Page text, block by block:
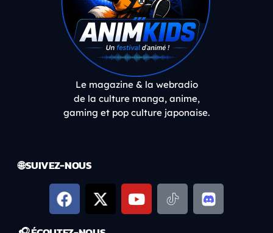
Le magazine & la webradio
de la culture manga, anime,
gaming et pop culture japonaise.
🌐 SUIVEZ-NOUS